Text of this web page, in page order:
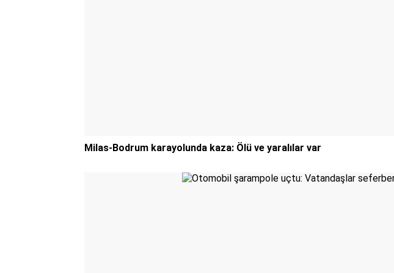
Milas-Bodrum karayolunda kaza: Ölü ve yaralılar var